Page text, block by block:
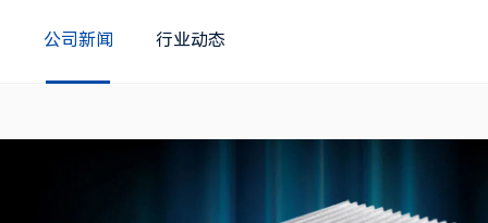
公司新闻 行业动态